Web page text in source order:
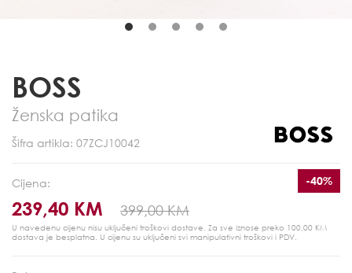
BOSS
Ženska patika
Šifra artikla: 07ZCJ10042
Cijena:
239,40 KM 399,00 KM
-40%
U navedenu cijenu nisu uključeni troškovi dostave. Za sve iznose preko 100,00 KM
dostava je besplatna. U cijenu su uključeni svi manipulativni troškovi i PDV.